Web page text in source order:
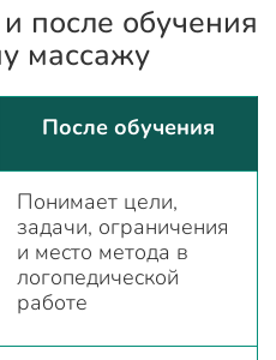
после обучения
массажу
После обучения
Понимает цели,
задачи, ограничения
и место метода в
логопедической
работе